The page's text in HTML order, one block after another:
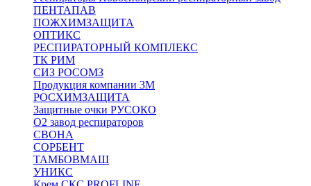
ПЕНТАПАВ
ПОЖХИМЗАЩИТА
ОПТИКС
РЕСПИРАТОРНЫЙ КОМПЛЕКС
ТК РИМ
СИЗ РОСОМЗ
Продукция компании 3M
РОСХИМЗАЩИТА
Защитные очки РУСОКО
О2 завод респираторов
СВОНА
СОРБЕНТ
ТАМБОВМАШ
УНИКС